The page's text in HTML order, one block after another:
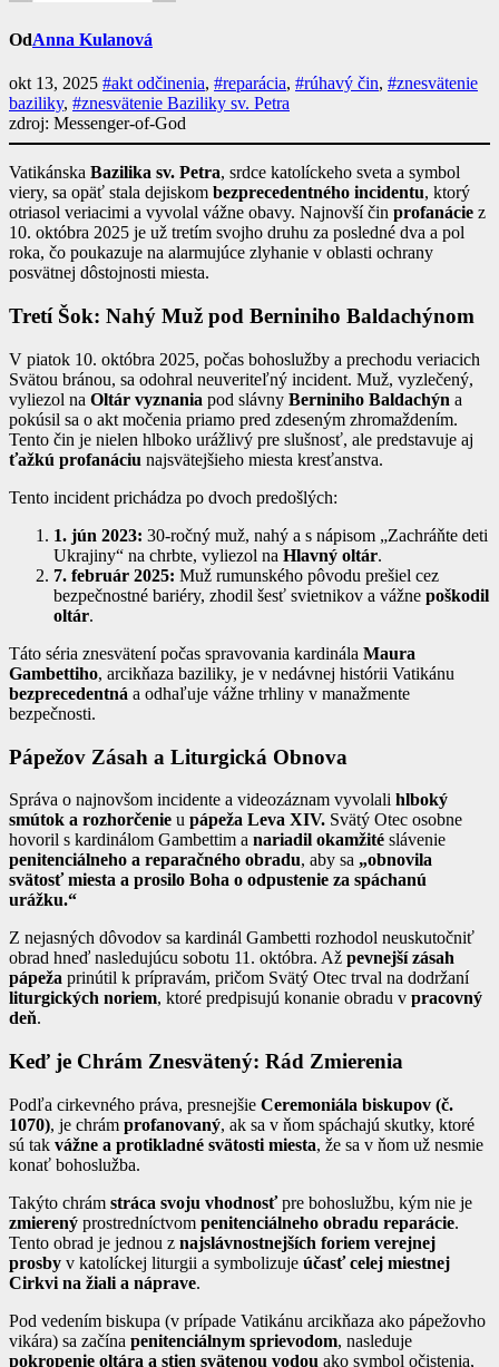
OdAnna Kulanová
okt 13, 2025 #akt odčinenia, #reparácia, #rúhavý čin, #znesvätenie
baziliky, #znesvätenie Baziliky sv. Petra
zdroj: Messenger-of-God
Vatikánska Bazilika sv. Petra, srdce katolíckeho sveta a symbol
viery, sa opäť stala dejiskom bezprecedentného incidentu, ktorý
otriasol veriacimi a vyvolal vážne obavy. Najnovší čin profanácie z
10. októbra 2025 je už tretím svojho druhu za posledné dva a pol
roka, čo poukazuje na alarmujúce zlyhanie v oblasti ochrany
posvätnej dôstojnosti miesta.
Tretí Šok: Nahý Muž pod Berniniho Baldachýnom
V piatok 10. októbra 2025, počas bohoslužby a prechodu veriacich
Svätou bránou, sa odohral neuveriteľný incident. Muž, vyzlečený,
vyliezol na Oltár vyznania pod slávny Berniniho Baldachýn a
pokúsil sa o akt močenia priamo pred zdeseným zhromaždením.
Tento čin je nielen hlboko urážlivý pre slušnosť, ale predstavuje aj
ťažkú profanáciu najsvätejšieho miesta kresťanstva.
Tento incident prichádza po dvoch predošlých:
1. jún 2023: 30-ročný muž, nahý a s nápisom „Zachráňte deti
Ukrajiny“ na chrbte, vyliezol na Hlavný oltár.
7. február 2025: Muž rumunského pôvodu prešiel cez
bezpečnostné bariéry, zhodil šesť svietnikov a vážne poškodil
oltár.
Táto séria znesvätení počas spravovania kardinála Maura
Gambettiho, arcikňaza baziliky, je v nedávnej histórii Vatikánu
bezprecedentná a odhaľuje vážne trhliny v manažmente
bezpečnosti.
Pápežov Zásah a Liturgická Obnova
Správa o najnovšom incidente a videozáznam vyvolali hlboký
smútok a rozhorčenie u pápeža Leva XIV. Svätý Otec osobne
hovoril s kardinálom Gambettim a nariadil okamžité slávenie
penitenciálneho a reparačného obradu, aby sa „obnovila
svätosť miesta a prosilo Boha o odpustenie za spáchanú
urážku.“
Z nejasných dôvodov sa kardinál Gambetti rozhodol neuskutočniť
obrad hneď nasledujúcu sobotu 11. októbra. Až pevnejší zásah
pápeža prinútil k prípravám, pričom Svätý Otec trval na dodržaní
liturgických noriem, ktoré predpisujú konanie obradu v pracovný
deň.
Keď je Chrám Znesvätený: Rád Zmierenia
Podľa cirkevného práva, presnejšie Ceremoniála biskupov (č.
1070), je chrám profanovaný, ak sa v ňom spáchajú skutky, ktoré
sú tak vážne a protikladné svätosti miesta, že sa v ňom už nesmie
konať bohoslužba.
Takýto chrám stráca svoju vhodnosťpre bohoslužbu, kým nie je
zmierený prostredníctvom penitenciálneho obradu reparácie.
Tento obrad je jednou z najslávnostnejších foriem verejnej
prosby v katolíckej liturgii a symbolizuje účasť celej miestnej
Cirkvi na žiali a náprave.
Pod vedením biskupa (v prípade Vatikánu arcikňaza ako pápežovho
vikára) sa začína penitenciálnym sprievodom, nasleduje
pokropenie oltára a stien svätenou vodou ako symbol očistenia,